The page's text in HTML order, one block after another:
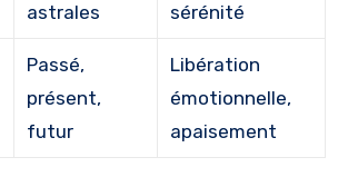
astrales
sérénité
Passé,
présent,
futur
Libération
émotionnelle,
apaisement